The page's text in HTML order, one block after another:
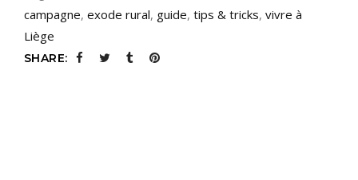
campagne, exode rural, guide, tips & tricks, vivre à
Liège
SHARE: